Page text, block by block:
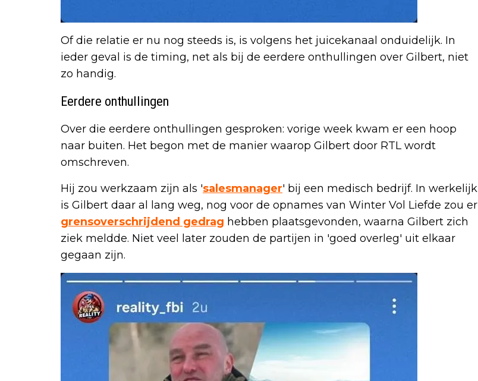
Of die relatie er nu nog steeds is, is volgens het juicekanaal onduidelijk. In
ieder geval is de timing, net als bij de eerdere onthullingen over Gilbert, niet
zo handig.
Eerdere onthullingen
Over die eerdere onthullingen gesproken: vorige week kwam er een hoop
naar buiten. Het begon met de manier waarop Gilbert door RTL wordt
omschreven.
Hij zou werkzaam zijn als 'salesmanager' bij een medisch bedrijf. In werkelijk
is Gilbert daar al lang weg, nog voor de opnames van Winter Vol Liefde zou er
grensoverschrijdend gedrag hebben plaatsgevonden, waarna Gilbert zich
ziek meldde. Niet veel later zouden de partijen in 'goed overleg' uit elkaar
gegaan zijn.